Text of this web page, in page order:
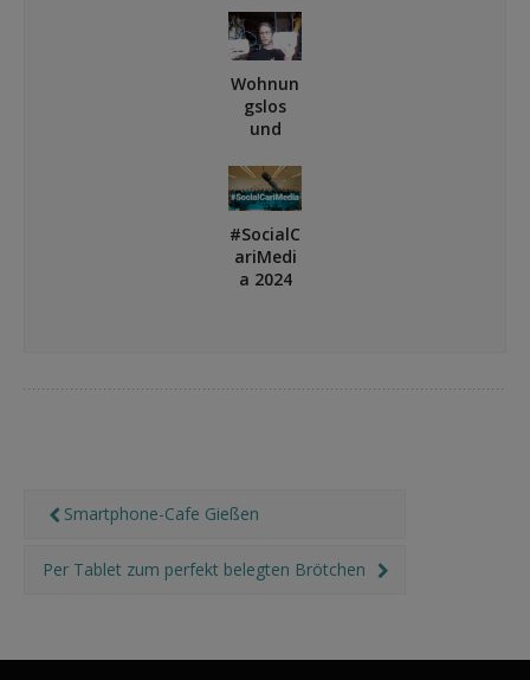
YouTub
e
Wohnun
gslos
und
los?
Digitale
Teilhabe
und die
Störerh
aftung
#SocialC
ariMedi
a 2024
Smartphone-Cafe Gießen
Per Tablet zum perfekt belegten Brötchen